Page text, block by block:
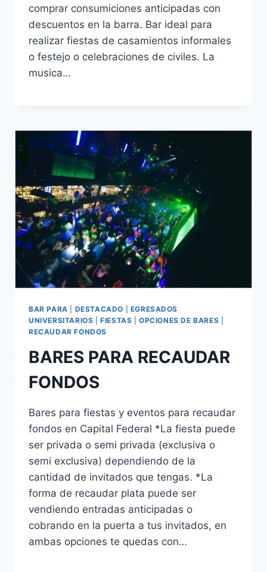
comprar consumiciones anticipadas con
descuentos en la barra. Bar ideal para
realizar fiestas de casamientos informales
o festejo o celebraciones de civiles. La
musica…
BAR PARA DESTACADO
EGRESADOS
UNIVERSITARIOS |FIESTAS |OPCIONES DE BARES
RECAUDAR FONDOS
BARES PARA RECAUDAR
FONDOS
Bares para fiestas y eventos para recaudar
fondos en Capital Federal *La fiesta puede
ser privada o semi privada (exclusiva o
semi exclusiva) dependiendo de la
cantidad de invitados que tengas. *La
forma de recaudar plata puede ser
vendiendo entradas anticipadas o
cobrando en la puerta a tus invitados, en
ambas opciones te quedas con…